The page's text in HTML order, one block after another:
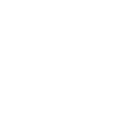
presentar proyecto
de